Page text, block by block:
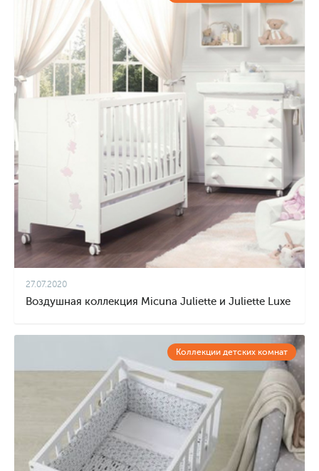
27.07.2020
Воздушная коллекция Micuna Juliette и Juliette Luxe
Коллекции детских комнат